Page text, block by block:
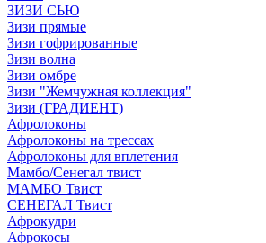
ЗИЗИ СЬЮ
Зизи прямые
Зизи гофрированные
Зизи волна
Зизи омбре
Зизи "Жемчужная коллекция"
Зизи (ГРАДИЕНТ)
Афролоконы
Афролоконы на трессах
Афролоконы для вплетения
Мамбо/Сенегал твист
МАМБО Твист
СЕНЕГАЛ Твист
Афрокудри
Афрокосы